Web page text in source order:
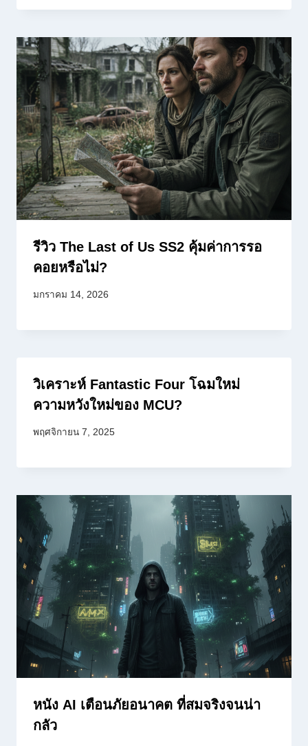
รีวิว The Last of Us SS2 คุ้มค่าการรอ
คอยหรือไม่?
มกราคม 14, 2026
วิเคราะห์ Fantastic Four โฉมใหม่
ความหวังใหม่ของ MCU?
พฤศจิกายน 7, 2025
หนัง AI เตือนภัยอนาคต ที่สมจริงจนน่า
กลัว